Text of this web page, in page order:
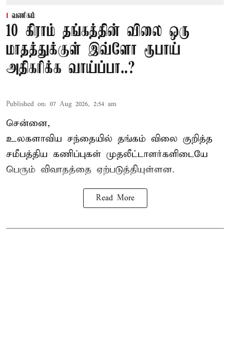
வணிகம்
10 கிராம் தங்கத்தின் விலை ஒரு
மாதத்துக்குள் இவ்ளோ ரூபாய்
அதிகரிக்க வாய்ப்பா..?
Published on: 07 Aug 2026, 2:54 am
சென்னை,
உலகளாவிய சந்தையில் தங்கம் விலை குறித்த
சமீபத்திய கணிப்புகள் முதலீட்டாளர்களிடையே
பெரும் விவாதத்தை ஏற்படுத்தியுள்ளன.
Read More